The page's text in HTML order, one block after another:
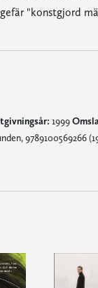
"konstgjord
1999
9789100569266